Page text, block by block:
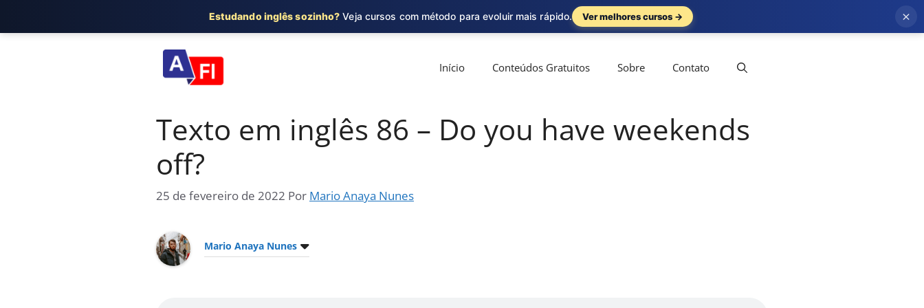
Início Conteúdos Gratuitos Sobre Contato
Texto em inglês 86 – Do you have weekends
off?
25 de fevereiro de 2022 Por Mario Anaya Nunes
Mario Anaya Nunes
Estudando inglês sozinho? Veja cursos com método para evoluir mais rápido. Ver melhores cursos → ×